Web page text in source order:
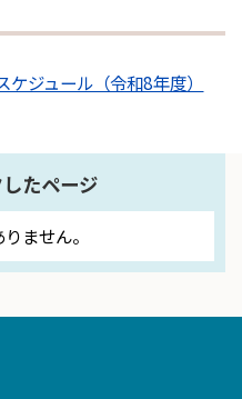
ケジュール（令和8年度）
たページ
ません。